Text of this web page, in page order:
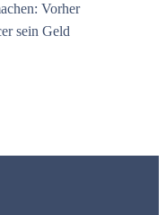
Vorher
sein Geld